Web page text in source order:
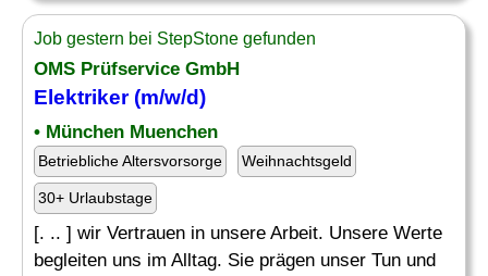
Job gestern bei StepStone gefunden
OMS Prüfservice GmbH
Elektriker (m/w/d)
• München Muenchen
Betriebliche Altersvorsorge Weihnachtsgeld
30+ Urlaubstage
[. .. ] wir Vertrauen in unsere Arbeit. Unsere Werte
begleiten uns im Alltag. Sie prägen unser Tun und